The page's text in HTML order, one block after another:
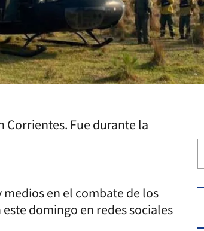
Corrientes. Fue durante la
en el combate de los
domingo en redes sociales